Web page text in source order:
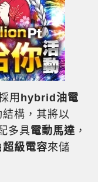
用 hybrid油電
結構，其將以
多具電動馬達 ，
超級電容來儲